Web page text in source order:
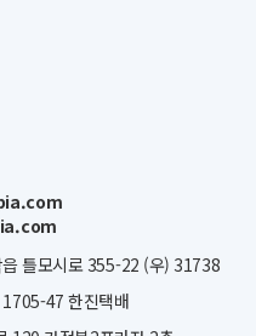
틀모시로 355-22 (우) 31738
47 한진택배